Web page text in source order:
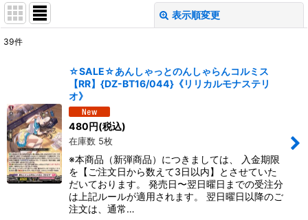
表示順変更
39件
☆SALE☆あんしゃっとのんしゃらんコルミス
【RR】{DZ-BT16/044}《リリカルモナステリ
オ》
480円(税込)
在庫数 5枚
※本商品（新弾商品）につきましては、 入金期限
を【ご注文日から数えて3日以内】とさせていた
だいております。 発売日〜翌日曜日までの受注分
は上記ルールが適用されます。 翌日曜日以降のご
注文は、通常…